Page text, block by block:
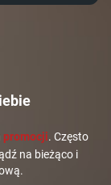
promocji. Często
na bieżąco i